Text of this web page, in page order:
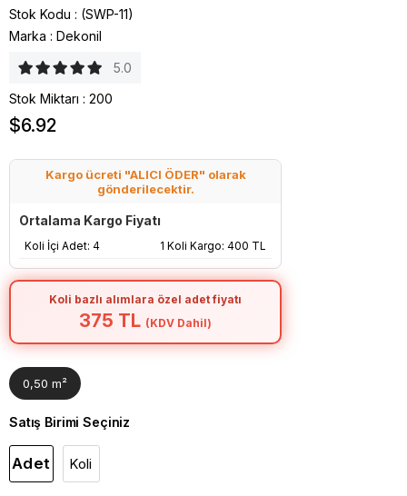
Stok Kodu
(SWP-11)
Marka : Dekonil
5.0
Stok Miktarı : 200
$6.92
Kargo ücreti "ALICI ÖDER" olarak
gönderilecektir.
Ortalama Kargo Fiyatı
Koli İçi Adet: 4 1 Koli Kargo: 400 TL
Koli bazlı alımlara özel adet fiyatı
375 TL (KDV Dahil)
0,50 m²
Satış Birimi Seçiniz
Adet Koli